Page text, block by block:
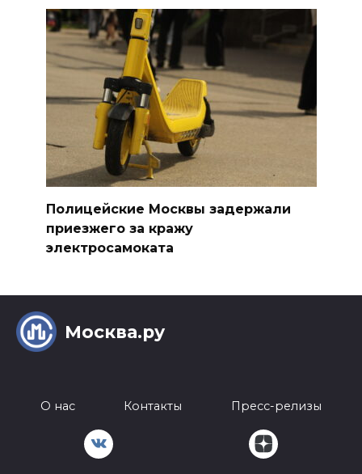
Полицейские Москвы задержали
приезжего за кражу
электросамоката
Москва.ру
О нас Контакты Пресс-релизы